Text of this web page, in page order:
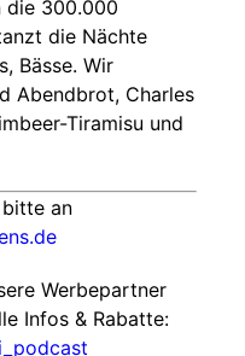
die 300.000
die Nächte
Bässe. Wir
Abendbrot, Charles
Tiramisu und
bitte an
Werbepartner
Infos & Rabatte: